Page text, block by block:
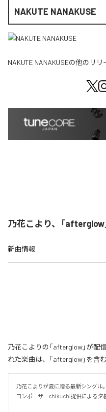
NAKUTE NANAKUSE
NAKUTE NANAKUSEの他のリリ
乃花こより、「afterglow
新曲情報
乃花こよりの「afterglow」が配
れた楽曲は、「afterglow」を含
乃花こよりが夏に贈る最新シングル。
コンポーザーchikuchi提供による夕